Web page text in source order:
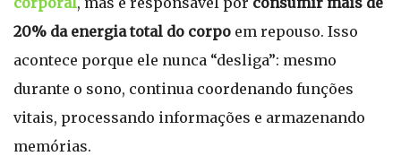
20% da energia total do corpo em repouso. Isso
acontece porque ele nunca “desliga”: mesmo
durante o sono, continua coordenando funções
vitais, processando informações e armazenando
memórias.